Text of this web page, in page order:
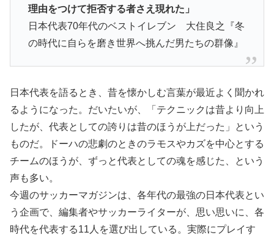
理由をつけて拒否する者さえ現れた」
日本代表70年代のベストイレブン 大住良之『冬
の時代に自らを磨き世界へ挑んだ男たちの群像』
日本代表を語るとき、昔を懐かしむ言葉が最近よく聞かれ
るようになった。だいたいが、「テクニックは昔より向上
したが、代表としての誇りは昔のほうが上だった」という
ものだ。ドーハの悲劇のときのラモスやカズを中心とする
チームのほうが、ずっと代表としての魂を感じた、という
声も多い。
今週のサッカーマガジンは、各年代の最強の日本代表とい
う企画で、編集者やサッカーライターが、思い思いに、各
時代を代表する11人を選び出している。実際にプレイす